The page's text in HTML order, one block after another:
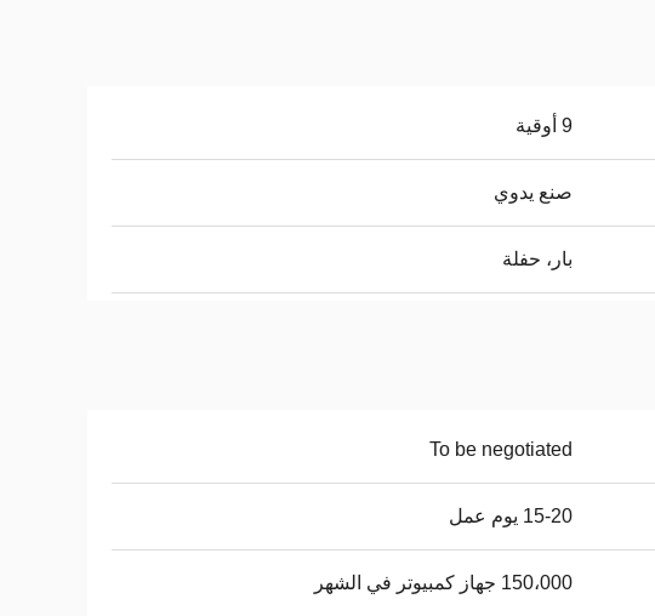
9 أوقية
صنع يدوي
بار، حفلة
To be negotiated
15-20 يوم عمل
150،000 جهاز كمبيوتر في الشهر